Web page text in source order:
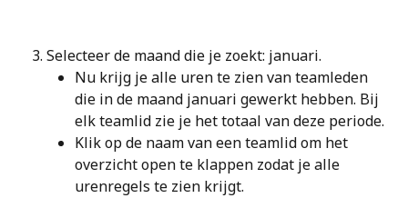
Selecteer de maand die je zoekt: januari.
Nu krijg je alle uren te zien van teamleden
die in de maand januari gewerkt hebben. Bij
elk teamlid zie je het totaal van deze periode.
Klik op de naam van een teamlid om het
overzicht open te klappen zodat je alle
urenregels te zien krijgt.